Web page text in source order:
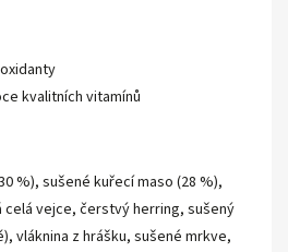
kvalitních vitamínů
%), sušené kuřecí maso (28 %),
vejce, čerstvý herring, sušený
vláknina z hrášku, sušené mrkve,